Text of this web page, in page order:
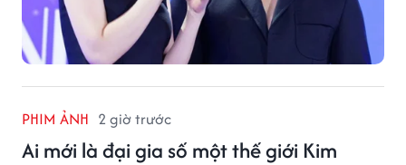
PHIM ẢNH 2 giờ trước
Ai mới là đại gia số một thế giới Kim